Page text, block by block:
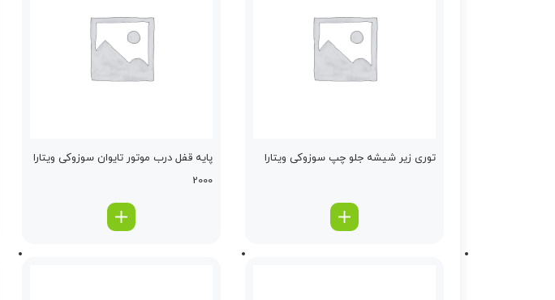
توری زیر شیشه جلو چپ سوزوکی ویتارا
پایه قفل درب موتور تایوان سوزوکی ویتارا
2000